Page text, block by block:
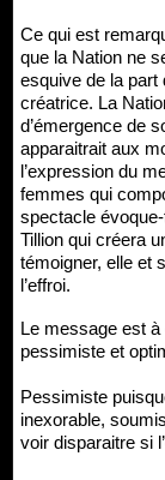
Ce qui est
que la Nation ne
esquive de la part
créatrice. La
d’émergence de
apparaitrait aux
l’expression du
femmes qui
spectacle
Tillion qui créera
témoigner, elle et
l’effroi.
Le message est à coup sûr ambivalent. Il est à la fois
pessimiste et
Pessimiste
inexorable,
voir disparaitre si